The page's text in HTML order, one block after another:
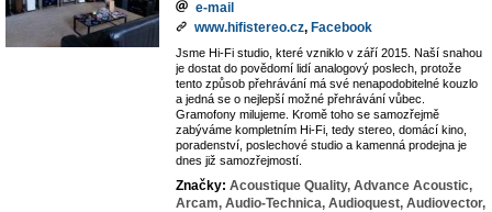
e-mail
www.hifistereo.cz, Facebook
Jsme Hi-Fi studio, které vzniklo v září 2015. Naší snahou
je dostat do povědomí lidí analogový poslech, protože
tento způsob přehrávání má své nenapodobitelné kouzlo
a jedná se o nejlepší možné přehrávání vůbec.
Gramofony milujeme. Kromě toho se samozřejmě
zabýváme kompletním Hi-Fi, tedy stereo, domácí kino,
poradenství, poslechové studio a kamenná prodejna je
dnes již samozřejmostí.
Značky: Acoustique Quality, Advance Acoustic,
Arcam, Audio-Technica, Audioquest, Audiovector,